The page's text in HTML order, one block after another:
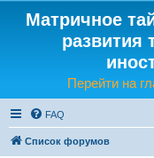
Матричное
развития
Перейти на
FAQ
Список форумов